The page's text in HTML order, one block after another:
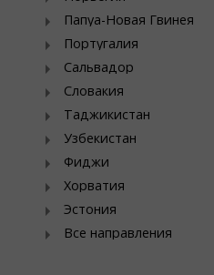
Папуа-Новая Гвинея
Португалия
Сальвадор
Словакия
Таджикистан
Узбекистан
Фиджи
Хорватия
Эстония
Все направления